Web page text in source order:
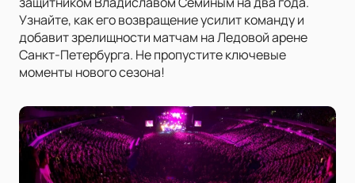
Узнайте, как его возвращение усилит команду и
добавит зрелищности матчам на Ледовой арене
Санкт-Петербурга. Не пропустите ключевые
моменты нового сезона!